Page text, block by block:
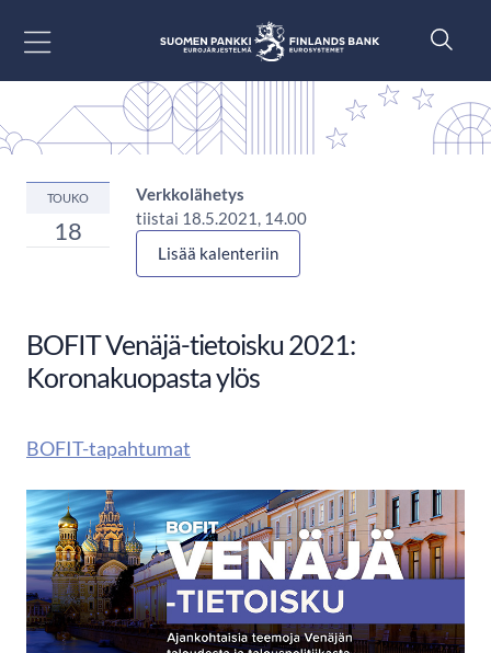
TOUKO
18
Verkkolähetys
tiistai 18.5.2021, 14.00
Lisää kalenteriin
BOFIT Venäjä-tietoisku 2021:
Koronakuopasta ylös
BOFIT-tapahtumat